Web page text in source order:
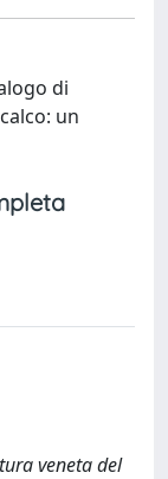
di
un
veneta del